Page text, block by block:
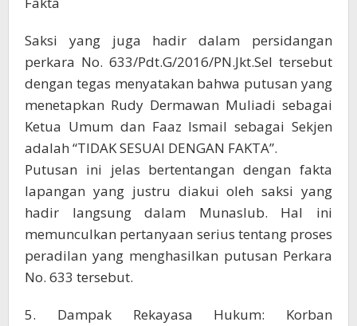
Saksi yang juga hadir dalam persidangan
perkara No. 633/Pdt.G/2016/PN.Jkt.Sel tersebut
dengan tegas menyatakan bahwa putusan yang
menetapkan Rudy Dermawan Muliadi sebagai
Ketua Umum dan Faaz Ismail sebagai Sekjen
adalah “TIDAK SESUAI DENGAN FAKTA”.
Putusan ini jelas bertentangan dengan fakta
lapangan yang justru diakui oleh saksi yang
hadir langsung dalam Munaslub. Hal ini
memunculkan pertanyaan serius tentang proses
peradilan yang menghasilkan putusan Perkara
No. 633 tersebut.
5. Dampak Rekayasa Hukum: Korban